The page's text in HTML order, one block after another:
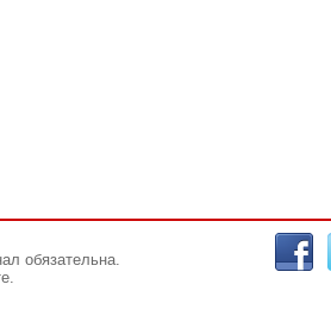
обязательна.